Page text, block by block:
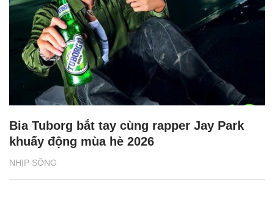
NHỊP SỐNG
Bia Tuborg bắt tay cùng rapper Jay Park
khuấy động mùa hè 2026